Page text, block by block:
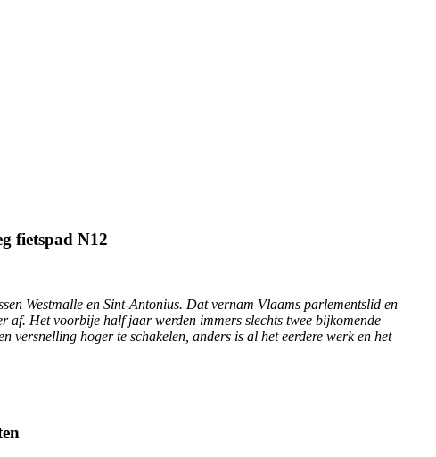
fietspad N12
Westmalle en Sint-Antonius. Dat vernam Vlaams parlementslid en
af. Het voorbije half jaar werden immers slechts twee bijkomende
hoger te schakelen, anders is al het eerdere werk en het